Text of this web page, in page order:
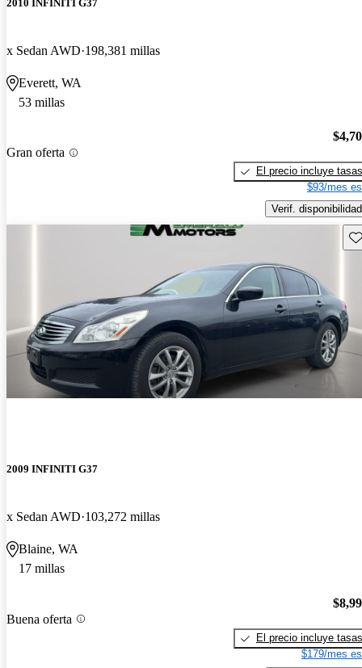
2010 INFINITI G37
x Sedan AWD 198,381 millas
Everett, WA
53 millas
Gran oferta
El precio incluye tasas
$93/mes
Verif. disponibilidad
2009 INFINITI G37
x Sedan AWD 103,272 millas
Blaine, WA
17 millas
Buena oferta
El precio incluye tasas
$179/mes